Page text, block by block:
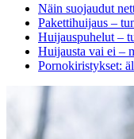
Näin suojaudut
Pakettihuijaus –
Huijauspuhelut –
Huijausta vai ei –
Pornokiristykset: